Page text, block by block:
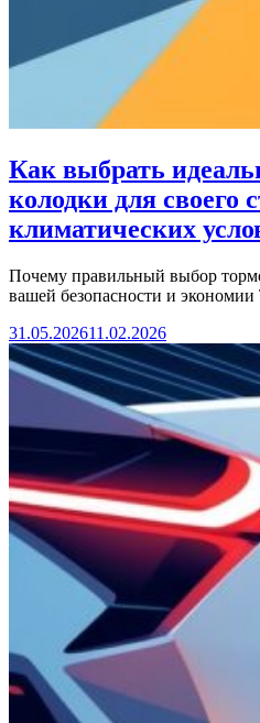
Как выбрать
колодки для своего
климатических
Почему правильный выбор
вашей безопасности и
31.05.202611.02.2026